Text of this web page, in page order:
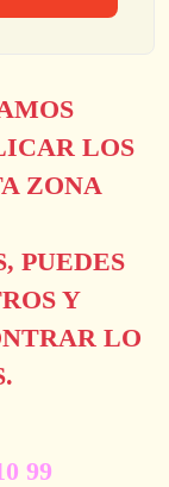
LOS
ZONA
PUEDES
Y
LO
99